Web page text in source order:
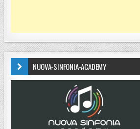
NUOVA-SINFONIA-ACADEMY